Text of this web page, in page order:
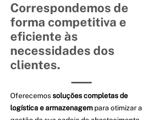
Correspondemos de
forma competitiva e
eficiente às
necessidades dos
clientes.
Oferecemossoluções completas de
logística e armazenagem para otimizar a